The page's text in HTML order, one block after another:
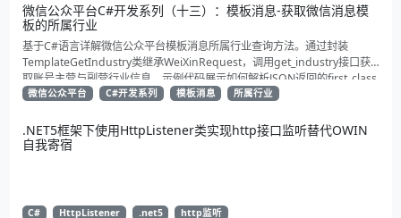
微信公众平台C#开发系列（十三）：模板消息-获取微信消息模
板的所属行业
基于C#语言详解微信公众平台模板消息所属行业查询方法。通过封装
TemplateGetIndustry类继承WeiXinRequest，调用get_industry接口获
取账号主营与副营行业信息。示例代码展示如何解析JSON返回的first_class
与second_class数据，为开发者提供合规通知场景开发支持
微信公众平台 C#开发系列 模板消息 所属行业
.NET5框架下使用HttpListener类实现http接口监听替代OWIN
自我寄宿
C# HttpListener .net5 http监听